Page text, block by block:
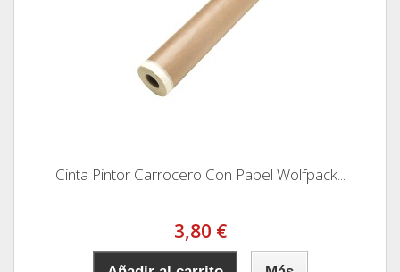
Cinta Pintor Carrocero Con Papel Wolfpack...
3,80 €